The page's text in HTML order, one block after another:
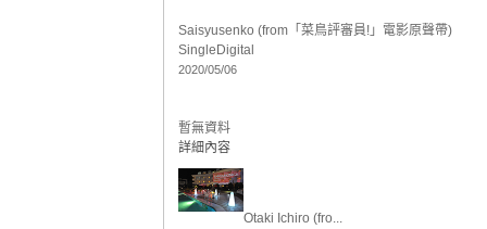
Saisyusenko (from「菜鳥評審員!」電影原聲帶)
Single Digital
2020/05/06
暫無資料
詳細內容
Otaki Ichiro (fro...